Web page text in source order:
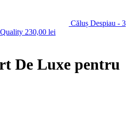
Căluș Despiau - 3
230,00 lei
De Luxe pentru